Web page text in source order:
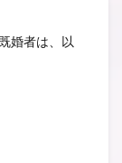
婚者は、以